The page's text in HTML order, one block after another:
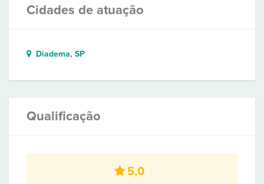
Cidades de atuação
Diadema, SP
Qualificação
5,0